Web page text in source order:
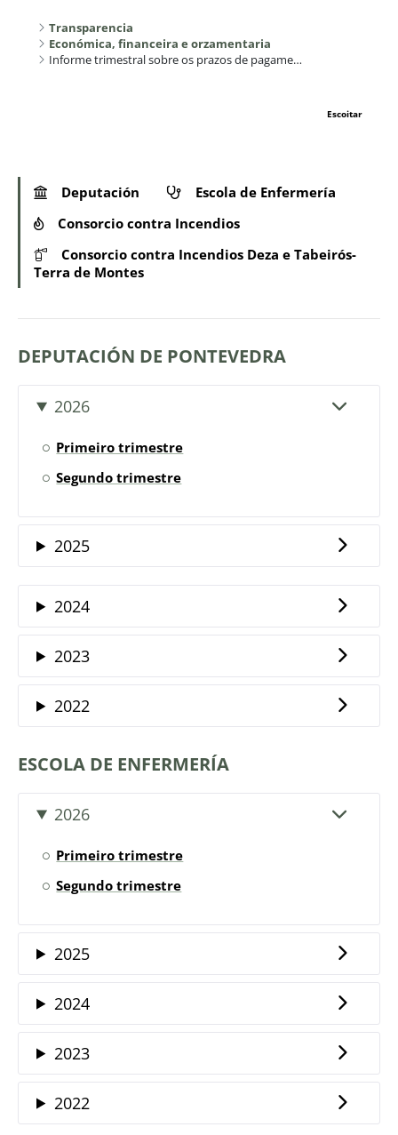
Transparencia
Económica, financeira e orzamentaria
Informe trimestral sobre os prazos de pagamento
Escoitar
Deputación
Escola de Enfermería
Consorcio contra Incendios
Consorcio contra Incendios Deza e Tabeirós-
Terra de Montes
DEPUTACIÓN DE PONTEVEDRA
2026
Primeiro trimestre
Segundo trimestre
2025
2024
2023
2022
ESCOLA DE ENFERMERÍA
2026
Primeiro trimestre
Segundo trimestre
2025
2024
2023
2022